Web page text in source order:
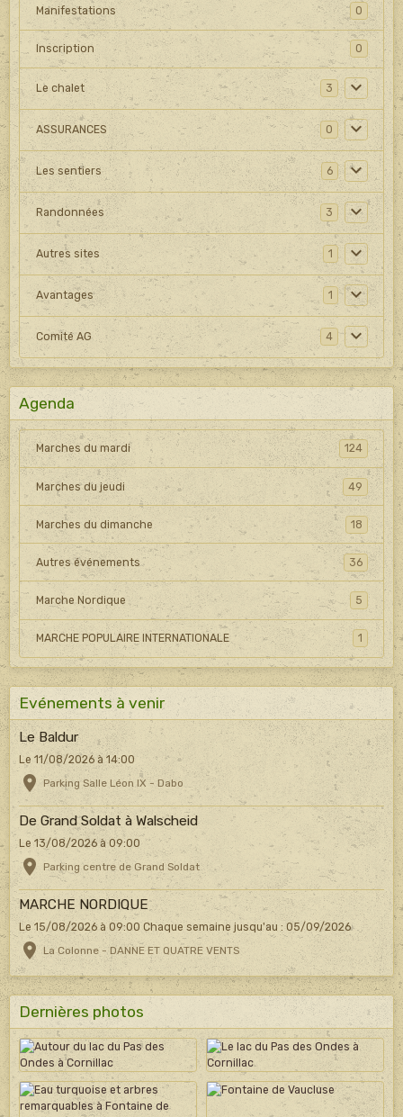
Manifestations 0
Inscription 0
Le chalet 3
ASSURANCES 0
Les sentiers 6
Randonnées 3
Autres sites 1
Avantages 1
Comité AG 4
Agenda
Marches du mardi 124
Marches du jeudi 49
Marches du dimanche 18
Autres événements 36
Marche Nordique 5
MARCHE POPULAIRE INTERNATIONALE 1
Evénements à venir
Le Baldur
Le 11/08/2026 à 14:00
Parking Salle Léon IX - Dabo
De Grand Soldat à Walscheid
Le 13/08/2026 à 09:00
Parking centre de Grand Soldat
MARCHE NORDIQUE
Le 15/08/2026 à 09:00 Chaque semaine jusqu'au : 05/09/2026
La Colonne - DANNE ET QUATRE VENTS
Dernières photos